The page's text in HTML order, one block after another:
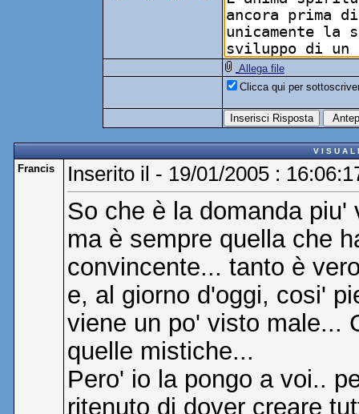
Allega file
Clicca qui per
V I S U A L
Francis Inserito il - 19/01/2005 :
So che è la domanda
ma è sempre quella che
convincente... tanto è
e, al giorno d'oggi, cosi'
viene un po' visto male...
quelle mistiche...
Pero' io la pongo a voi..
ritenuto di dover creare